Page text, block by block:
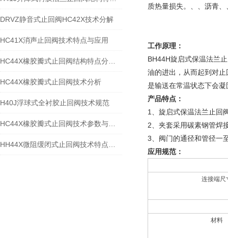
DRVZ静音式止回阀HC42X技术分解
HC41X消声止回阀技术特点与应用
HC44X橡胶瓣式止回阀技术分析
H40J浮球式全衬胶止回阀技术规范​
质热量损失。、、沥青
工作原理：
BH44H旋启式保温法兰
油的进出，从而起到对
是输送在常温状态下会
产品特点：
1、旋启式保温法兰止回
2、夹套采用碳素钢管焊
3、阀门的通径和管径一
应用规范：
连接端尺
材料